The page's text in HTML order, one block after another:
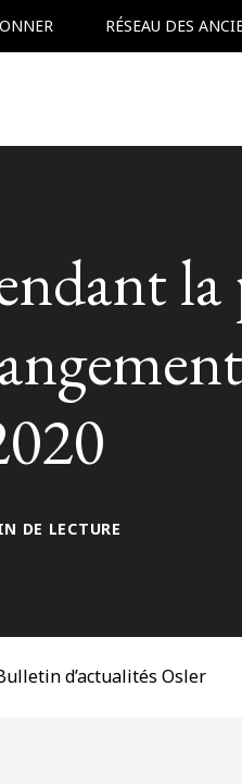
RÉSEAU DES
DE LECTURE
d’actualités Osler